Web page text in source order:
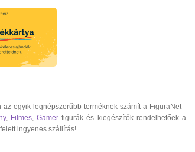
egyik legnépszerűbb terméknek számít a FiguraNet -
, Filmes,Gamer figurák és kiegészítők rendelhetőek a
ingyenes szállítás!.